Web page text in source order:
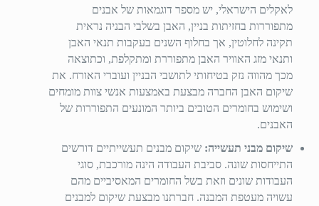
לאקלים הישראלי, יש מספר דוגמאות של אבנים
מתפוררות בחזיתות בניין, האבן בשלבי הבניה נראית
תקינה לחלוטין, אך בחלוף השנים בעקבות תנאי האבן
ותנאי מזג האוויר האבן מתפוררת ומתקלפת, וכתוצאה
מכך מהווה נזק בטיחותי לתושבי הבניין ועוברי האורח. את
שיקום האבן החברה מבצעת באמצעות אנשי צוות מומחים
ושימוש בחומרים הטובים ביותר המונעים התפוררות של
האבנים.
שיקום מבני תעשייה: שיקום מבנים תעשייתיים דורשים
התייחסות שונה. סביבת העבודה הינה מורכבת, סוגי
העבודות שונים וזאת בשל החומרים המאסיביים מהם
עשויה מעטפת המבנה. חברתנו מבצעת שיקום למבנים